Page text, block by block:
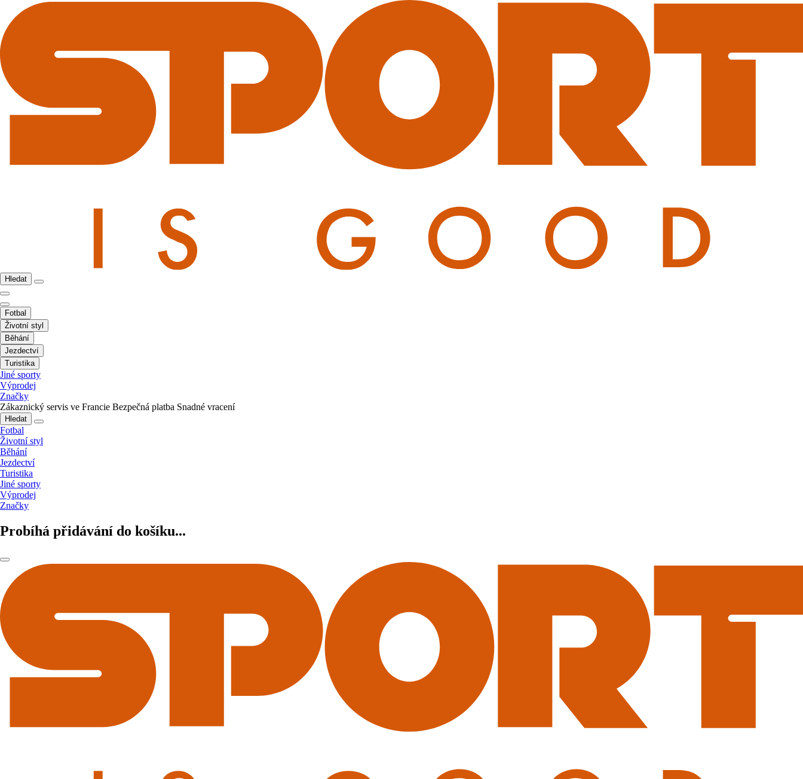
Hledat
Fotbal
Životní styl
Běhání
Jezdectví
Turistika
Jiné sporty
Výprodej
Značky
Zákaznický servis ve Francie Bezpečná platba Snadné vracení
Hledat
Fotbal
Životní styl
Běhání
Jezdectví
Turistika
Jiné sporty
Výprodej
Značky
Probíhá přidávání do košíku...